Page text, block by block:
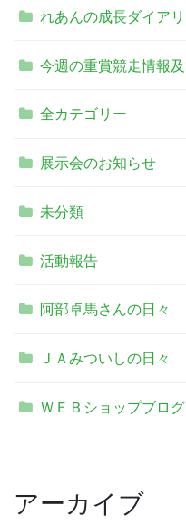
れあんの成長ダイア
今週の重賞競走情報
全カテゴリー
展示会のお知らせ
未分類
活動報告
阿部卓馬さんの日々
ＪＡみついしの日々
ＷＥＢショップブログ
アーカイブ